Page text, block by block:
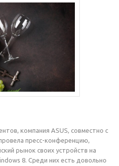
компания ASUS, совместно с
пресс-конференцию,
рынок своих устройств на
8. Среди них есть довольно